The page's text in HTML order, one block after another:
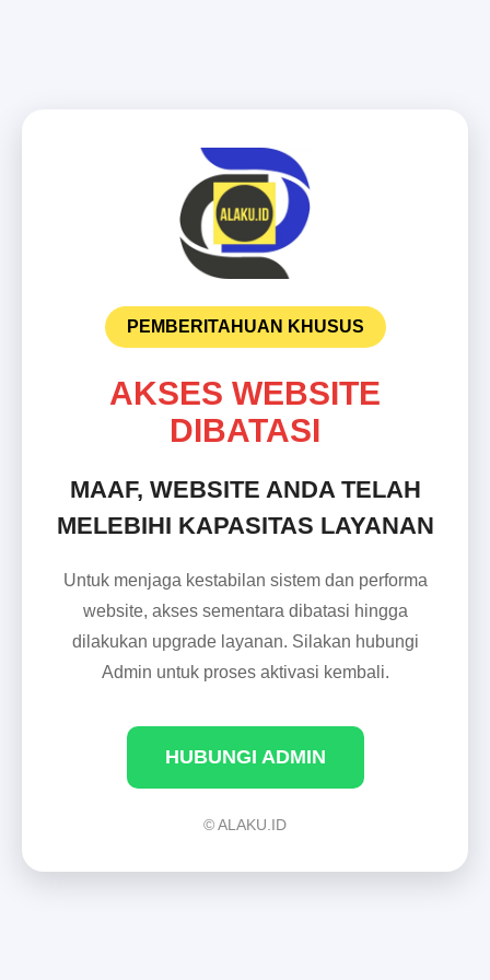
PEMBERITAHUAN KHUSUS
AKSES WEBSITE
DIBATASI
MAAF, WEBSITE ANDA TELAH
MELEBIHI KAPASITAS LAYANAN
Untuk menjaga kestabilan sistem dan performa
website, akses sementara dibatasi hingga
dilakukan upgrade layanan. Silakan hubungi
Admin untuk proses aktivasi kembali.
HUBUNGI ADMIN
© ALAKU.ID